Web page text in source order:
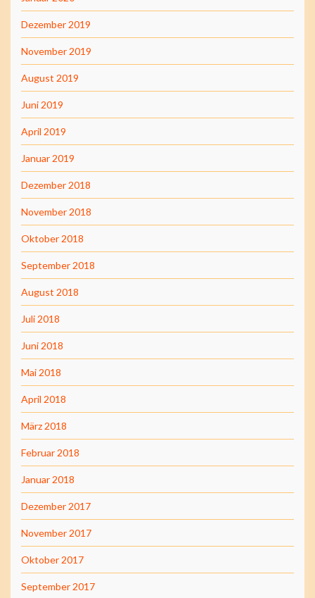
Dezember 2019
November 2019
August 2019
Juni 2019
April 2019
Januar 2019
Dezember 2018
November 2018
Oktober 2018
September 2018
August 2018
Juli 2018
Juni 2018
Mai 2018
April 2018
März 2018
Februar 2018
Januar 2018
Dezember 2017
November 2017
Oktober 2017
September 2017